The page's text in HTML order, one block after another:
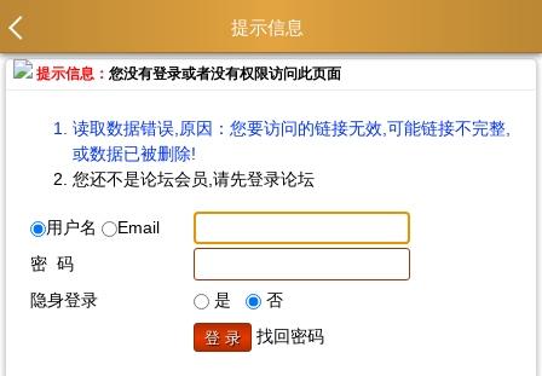
提示信息
提示信息：您没有登录或者没有权限访问此页面
读取数据错误,原因：您要访问的链接无效,可能链接不完整,
或数据已被删除!
您还不是论坛会员,请先登录论坛
用户名
Email
密 码
隐身登录
是
否
找回密码